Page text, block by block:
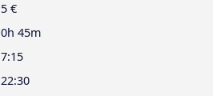
5 €
0h 45m
7:15
22:30